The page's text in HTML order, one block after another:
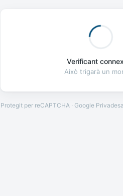
Verificant
Això trigarà un
Protegit per reCAPTCHA · Google Privadesa